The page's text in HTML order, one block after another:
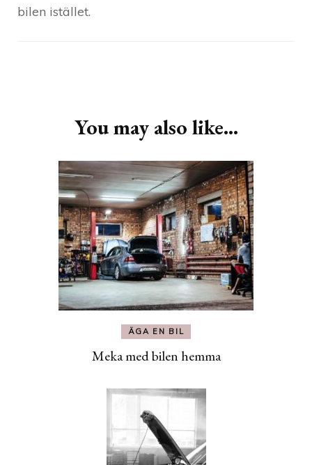
bilen istället.
You may also like...
ÄGA EN BIL
Meka med bilen hemma